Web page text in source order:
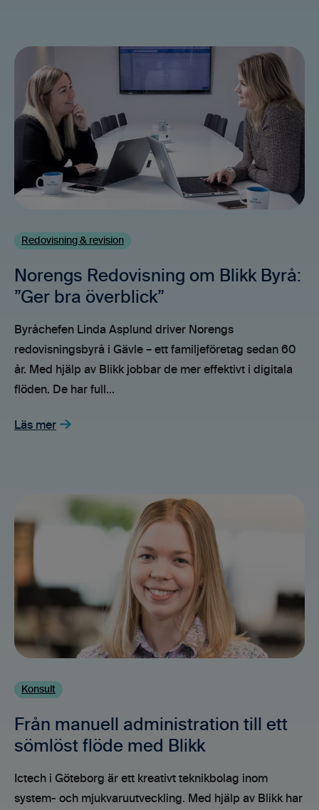
Redovisning & revision
Norengs Redovisning om Blikk Byrå:
”Ger bra överblick”
Byråchefen Linda Asplund driver Norengs
redovisningsbyrå i Gävle – ett familjeföretag sedan 60
år. Med hjälp av Blikk jobbar de mer effektivt i digitala
flöden. De har full...
Läs mer
Konsult
Från manuell administration till ett
sömlöst flöde med Blikk
Ictech i Göteborg är ett kreativt teknikbolag inom
system- och mjukvaruutveckling. Med hjälp av Blikk har